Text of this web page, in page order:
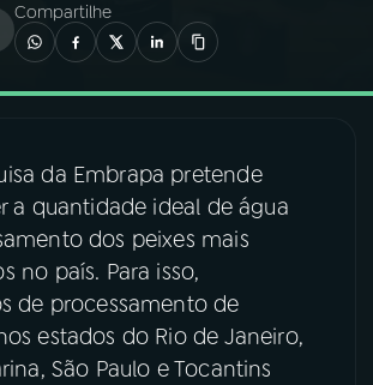
Compartilhe
da Embrapa pretende
a quantidade ideal de água
dos peixes mais
no país. Para isso,
de processamento de
estados do Rio de Janeiro,
São Paulo e Tocantins